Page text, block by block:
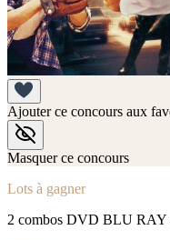
Ajouter ce concours aux
Masquer ce concours
Lots à gagner
2 combos DVD BLU